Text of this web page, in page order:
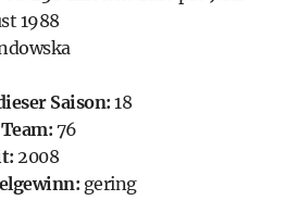
1988
Saison: 18
76
2008
gering